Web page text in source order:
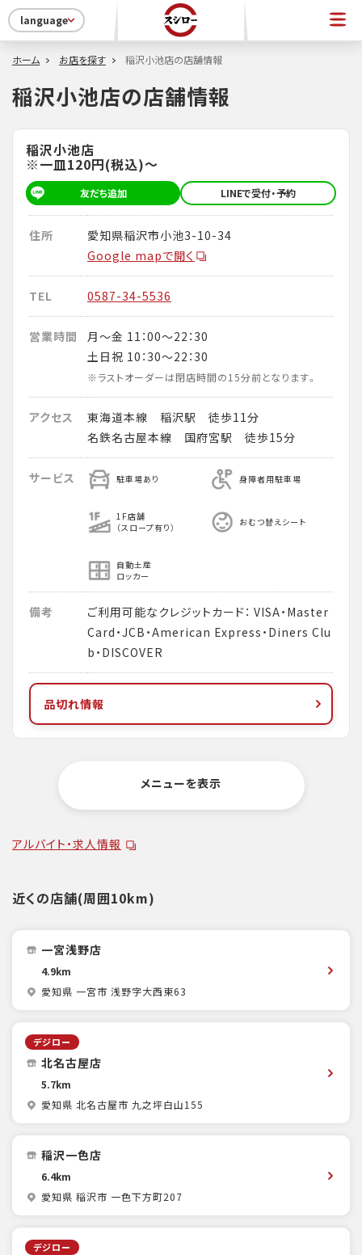
language
ホーム お店を探す 稲沢小池店の店舗情報
稲沢小池店の店舗情報
稲沢小池店
※一皿120円(税込)～
友だち追加 LINEで受付・予約
住所
愛知県稲沢市小池3-10-34
Google mapで開く
TEL 0587-34-5536
営業時間
月～金 11：00～22：30
土日祝 10：30～22：30
※ラストオーダーは閉店時間の15分前となります。
アクセス
東海道本線 稲沢駅 徒歩11分
名鉄名古屋本線 国府宮駅 徒歩15分
サービス 駐車場あり 身障者用駐車場
1F店舗
（スロープ有り）
おむつ替えシート
自動土産
ロッカー
備考
ご利用可能なクレジットカード： VISA・Master
Card・JCB・American Express・Diners Clu
b・DISCOVER
品切れ情報
メニューを表示
アルバイト・求人情報
近くの店舗(周囲10km)
一宮浅野店
4.9km
愛知県 一宮市 浅野字大西東63
デジロー
北名古屋店
5.7km
愛知県 北名古屋市 九之坪白山155
稲沢一色店
6.4km
愛知県 稲沢市 一色下方町207
デジロー